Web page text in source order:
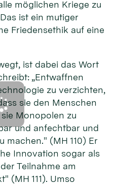
möglichen Kriege zu
ist ein mutiger
Friedensethik auf eine
ist dabei das Wort
„Entwaffnen
zu verzichten,
sie den Menschen
Monopolen zu
und anfechtbar und
machen." (MH 110) Er
Innovation sogar als
Teilnahme am
(MH 111). Umso